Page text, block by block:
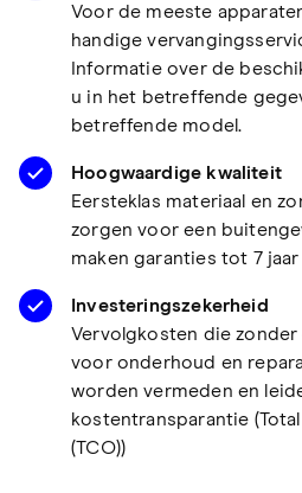
Voor de meeste
handige
Informatie over de
u in het betreffende
betreffende model.
Hoogwaardige kwaliteit
Eersteklas materiaal en
zorgen voor een
maken garanties tot 7
Investeringszekerheid
Vervolgkosten die
voor onderhoud en
worden vermeden en
kostentransparantie
(TCO))